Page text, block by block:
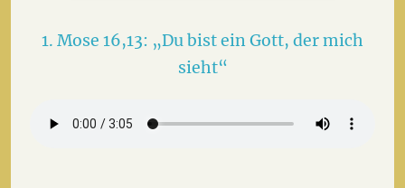
1. Mose 16,13: „Du bist ein Gott, der mich
sieht“